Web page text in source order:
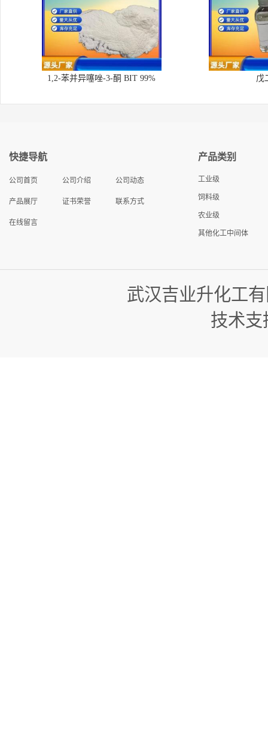
1,2-苯并异噻唑-3-酮 BIT 99% 戊
快捷导航
公司首页 公司介绍 公司动态
产品展厅 证书荣誉 联系方式
在线留言
产品类别
工业级
饲料级
农业级
其他化工中间体
武汉吉业升化工
技术